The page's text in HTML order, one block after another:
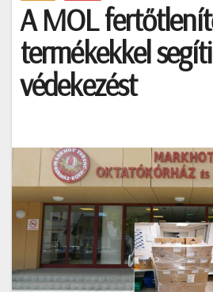
A MOL
termékekkel
védekezést